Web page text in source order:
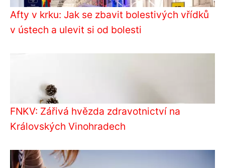
Afty v krku: Jak se zbavit bolestivých vřídků
v ústech a ulevit si od bolesti
FNKV: Zářivá hvězda zdravotnictví na
Královských Vinohradech